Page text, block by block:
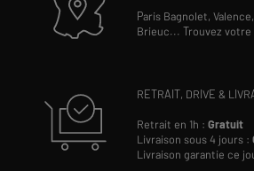
Paris Bagnolet,
Brieuc...Trouvez votre
RETRAIT, DRIVE &
Retrait en 1h :Gratuit
Livraison sous 4 jours :
Livraison garantie ce